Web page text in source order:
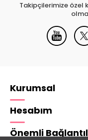
Takipçilerimize özel
Kurumsal
Hesabım
Önemli